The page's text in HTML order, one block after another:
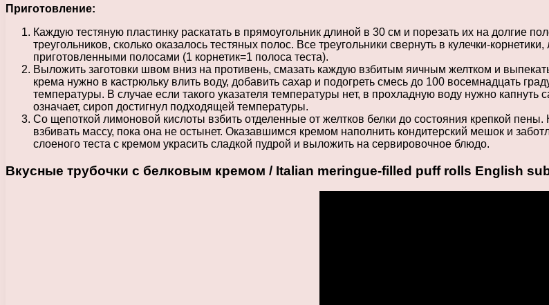
Приготовление:
Каждую тестяную пластинку раскатать в прямоугольник длиной в 30 см и порезать их на долгие
треугольников, сколько оказалось тестяных полос. Все треугольники свернуть в кулечки-
приготовленными полосами (1 корнетик=1 полоса теста).
Выложить заготовки швом вниз на противень, смазать каждую взбитым яичным желтком и
крема нужно в кастрюльку влить воду, добавить сахар и подогреть смесь до 100 восемнадцать
температуры. В случае если такого указателя температуры нет, в прохладную воду нужно
означает, сироп достигнул подходящей температуры.
Со щепоткой лимоновой кислоты взбить отделенные от желтков белки до состояния крепкой
взбивать массу, пока она не остынет. Оказавшимся кремом наполнить кондитерский мешок и
слоеного теста с кремом украсить сладкой пудрой и выложить на сервировочное блюдо.
Вкусные трубочки с белковым кремом / Italian meringue-filled puff rolls English